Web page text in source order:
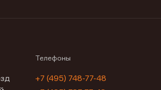
Телефоны
+7 (495) 748-77-48